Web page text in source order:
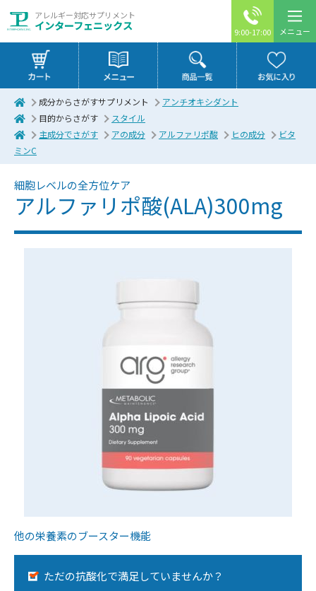
アレルギー対応サプリメント
インターフェニックス 9:00-17:00 メニュー
成分からさがすサプリメント
アンチオキシダント
目的からさがす
スタイル
主成分でさがす
アの成分 アルファリポ酸 ヒの成分
ビタ
ミンC
細胞レベルの全方位ケア
アルファリポ酸(ALA)300mg
他の栄養素のブースター機能
ただの抗酸化で満足していませんか？